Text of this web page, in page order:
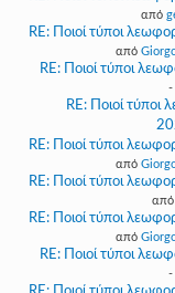
από
RE: Ποιοί τύποι
από
RE: Ποιοί τύποι
-
RE: Ποιοί
RE: Ποιοί τύποι
από
RE: Ποιοί τύποι
από
RE: Ποιοί τύποι
από
RE: Ποιοί τύποι
-